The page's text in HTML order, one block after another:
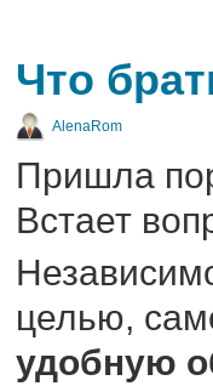
Что
AlenaRom
Пришла
Встает
целью,
удобную